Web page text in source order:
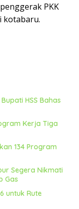
PKK
kotabaru.
HSS Bahas
Kerja Tiga
134 Program
Segera Nikmati
Gas
untuk Rute